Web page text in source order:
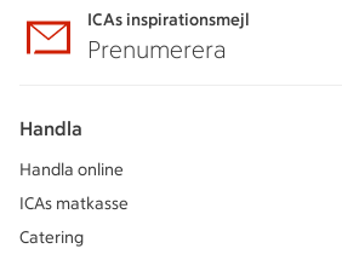
ICAs inspirationsmejl
Prenumerera
Handla
Handla online
ICAs matkasse
Catering